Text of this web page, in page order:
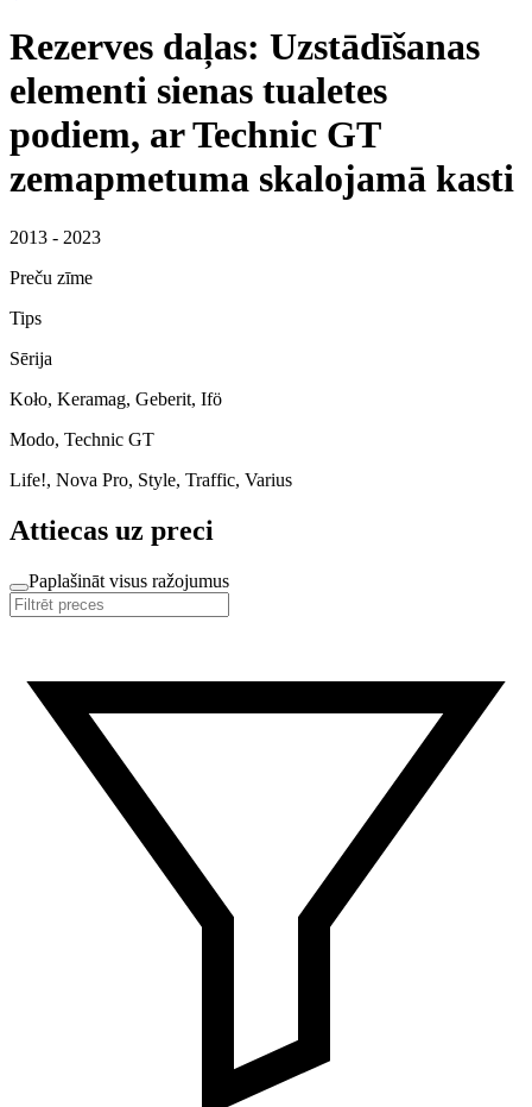
Rezerves daļas: Uzstādīšanas
elementi sienas tualetes
podiem, ar Technic GT
zemapmetuma skalojamā kasti
2013 - 2023
Preču zīme
Tips
Sērija
Koło, Keramag, Geberit, Ifö
Modo, Technic GT
Life!, Nova Pro, Style, Traffic, Varius
Attiecas uz preci
Paplašināt visus ražojumus